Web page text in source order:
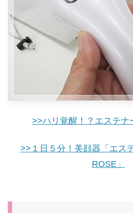
>>ハリ覚醒！？エステナ
>>１日５分！美顔器「エス
ROSE」